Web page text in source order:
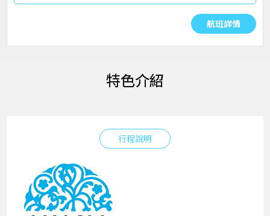
航班詳情
特色介紹
行程說明